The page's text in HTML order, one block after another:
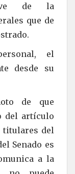
de la
que de
el
desde su
de que
del artículo
titulares del
Senado es
a la